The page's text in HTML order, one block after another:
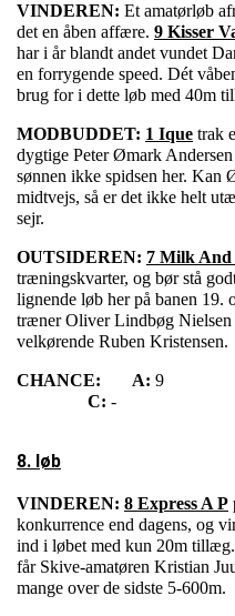
VINDEREN: Et amatørløb
det en åben affære. 9 Kisser
har i år blandt andet vundet
en forrygende speed. Dét
brug for i dette løb med 40m
MODBUDDET: 1 Ique trak
dygtige Peter Ømark
sønnen ikke spidsen her.
midtvejs, så er det ikke helt
sejr.
OUTSIDEREN: 7 Milk And
træningskvarter, og bør stå
lignende løb her på banen 19.
træner Oliver Lindbøg
velkørende Ruben Kristensen.
CHANCE: A: 9
C: -
8. løb
VINDEREN: 8 Express A P
konkurrence end dagens, og
ind i løbet med kun 20m
får Skive-amatøren Kristian
mange over de sidste 5-600m.